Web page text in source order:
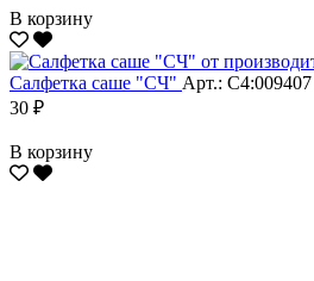
В корзину
Салфетка саше "CЧ" Арт.: С4:009407
30 ₽
В корзину